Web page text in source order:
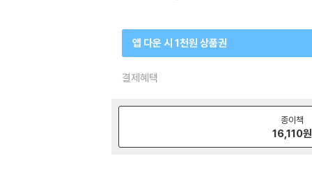
앱 다운 시 1천원 상품권
결제혜택
종이책
16,110원